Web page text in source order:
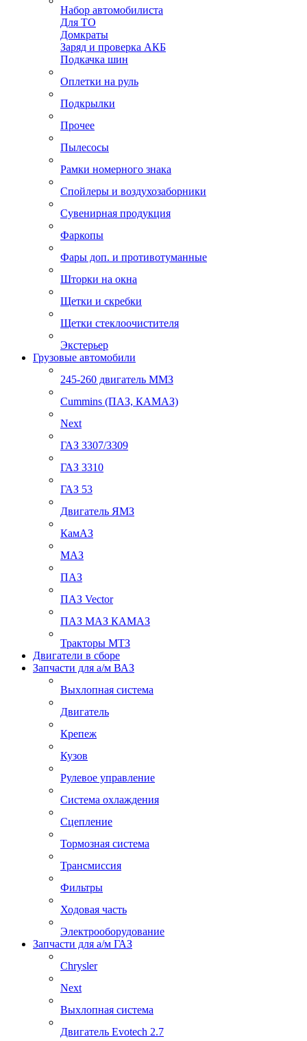
Набор автомобилиста
Для ТО
Домкраты
Заряд и проверка АКБ
Подкачка шин
Оплетки на руль
Подкрылки
Прочее
Пылесосы
Рамки номерного знака
Спойлеры и воздухозаборники
Сувенирная продукция
Фаркопы
Фары доп. и противотуманные
Шторки на окна
Щетки и скребки
Щетки стеклоочистителя
Экстерьер
Грузовые автомобили
245-260 двигатель ММЗ
Cummins (ПАЗ, КАМАЗ)
Next
ГАЗ 3307/3309
ГАЗ 3310
ГАЗ 53
Двигатель ЯМЗ
КамАЗ
МАЗ
ПАЗ
ПАЗ Vector
ПАЗ МАЗ КАМАЗ
Тракторы МТЗ
Двигатели в сборе
Запчасти для а/м ВАЗ
Выхлопная система
Двигатель
Крепеж
Кузов
Рулевое управление
Система охлаждения
Сцепление
Тормозная система
Трансмиссия
Фильтры
Ходовая часть
Электрооборудование
Запчасти для а/м ГАЗ
Chrysler
Next
Выхлопная система
Двигатель Evotech 2.7